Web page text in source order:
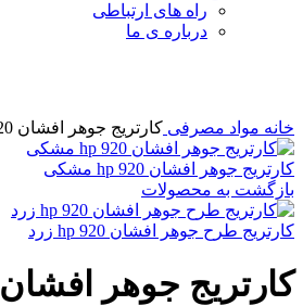
راه های ارتباطی
درباره ی ما
خانه مواد مصرفی کارتریج جوهر افشان 920 hp زرد
کارتریج جوهر افشان 920 hp مشکی
بازگشت به محصولات
کارتریج طرح جوهر افشان 920 hp زرد
کارتریج جوهر افشان 920 hp زرد